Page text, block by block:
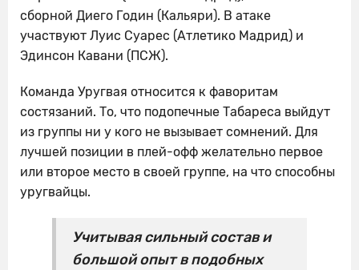
сборной Диего Годин (Кальяри). В атаке
участвуют Луис Суарес (Атлетико Мадрид) и
Эдинсон Кавани (ПСЖ).
Команда Уругвая относится к фаворитам
состязаний. То, что подопечные Табареса выйдут
из группы ни у кого не вызывает сомнений. Для
лучшей позиции в плей-офф желательно первое
или второе место в своей группе, на что способны
уругвайцы.
Учитывая сильный состав и
большой опыт в подобных